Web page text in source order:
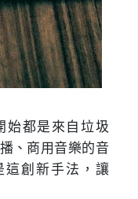
始都是來自垃圾
、商用音樂的音
這創新手法，讓